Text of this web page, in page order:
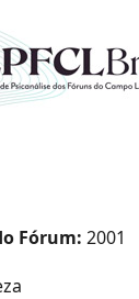
Fórum: 2001